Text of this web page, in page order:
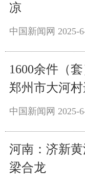
凉
中国新闻网 2025-
1600余件（
郑州市大河
中国新闻网 2025-
河南：济新
梁合龙